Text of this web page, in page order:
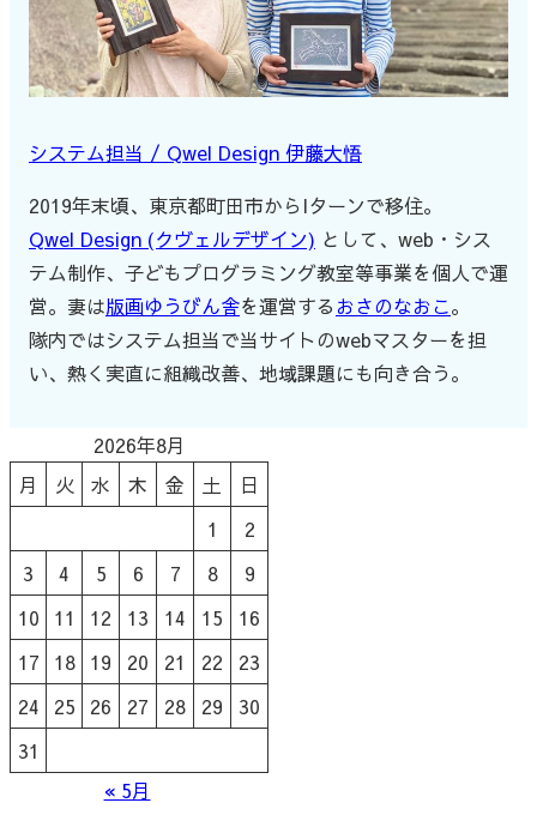
システム担当 / Qwel Design 伊藤大悟
2019年末頃、東京都町田市からIターンで移住。
Qwel Design (クヴェルデザイン) として、web・シス
テム制作、子どもプログラミング教室等事業を個人で運
営。妻は版画ゆうびん舎を運営するおさのなおこ。
隊内ではシステム担当で当サイトのwebマスターを担
い、熱く実直に組織改善、地域課題にも向き合う。
2026年8月
月
火 水 木 金 土
日
1
2
3
4 5 6 7 8
9
10
11 12 13 14 15
16
17
18 19 20 21 22
23
24
25 26 27 28 29
30
31
« 5月